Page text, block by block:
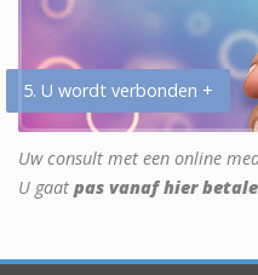
5. U wordt verbonden +
Uw consult met een online
U gaat pas vanaf hier